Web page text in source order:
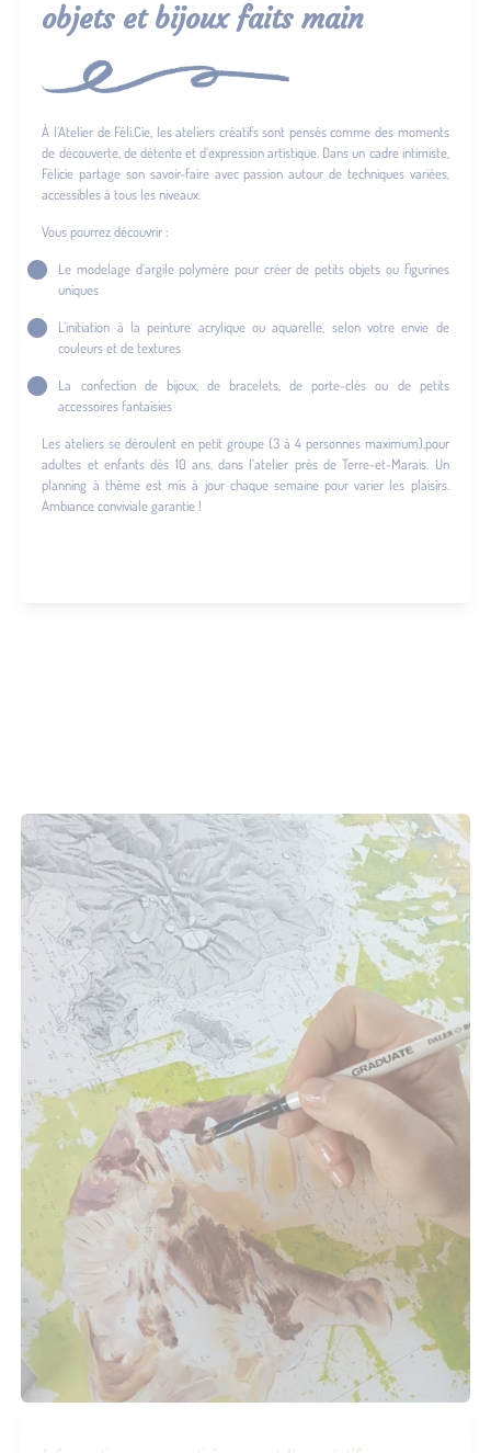
objets et bijoux faits main
À l’Atelier de Féli.Cie, les ateliers créatifs sont pensés comme des moments
de découverte, de détente et d’expression artistique. Dans un cadre intimiste,
Félicie partage son savoir-faire avec passion autour de techniques variées,
accessibles à tous les niveaux.
Vous pourrez découvrir :
Le modelage d’argile polymère pour créer de petits objets ou figurines
uniques
L’initiation à la peinture acrylique ou aquarelle, selon votre envie de
couleurs et de textures
La confection de bijoux, de bracelets, de porte-clés ou de petits
accessoires fantaisies
Les ateliers se déroulent en petit groupe (3 à 4 personnes maximum),pour
adultes et enfants dès 10 ans, dans l’atelier près de Terre-et-Marais. Un
planning à thème est mis à jour chaque semaine pour varier les plaisirs.
Ambiance conviviale garantie !